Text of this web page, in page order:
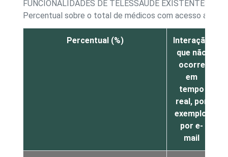
FUNCIONALIDADES DE TELESSAÚDE EXISTENTES NO
Percentual sobre o total de médicos com acesso a
Percentual (%)
Interação
que não
ocorre
em
tempo
real, por
exemplo,
por e-
mail